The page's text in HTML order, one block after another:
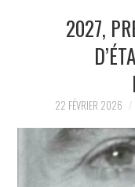
2027,
22 FÉVRIER 2026